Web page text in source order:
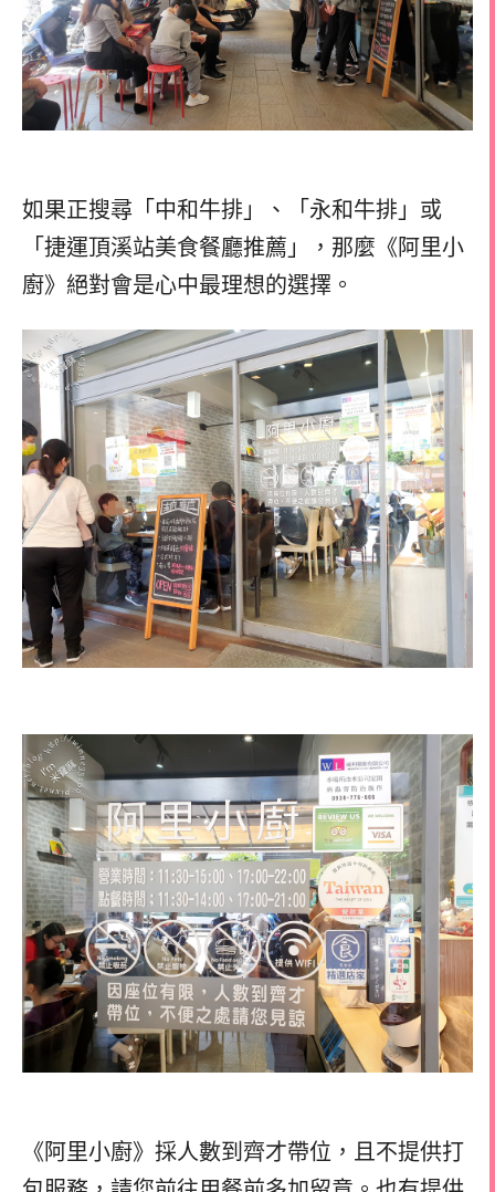
如果正搜尋「中和牛排」、「永和牛排」或
「捷運頂溪站美食餐廳推薦」，那麼《阿里小
廚》絕對會是心中最理想的選擇。
《阿里小廚》採人數到齊才帶位，且不提供打